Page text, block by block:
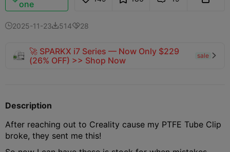
one
2025-11-2351428
🚀 SPARKX i7 Series — Now Only $229
(26% OFF) >> Shop Now
sale 
Description
After reaching out to Creality cause my PTFE Tube Clip
broke, they sent me this!